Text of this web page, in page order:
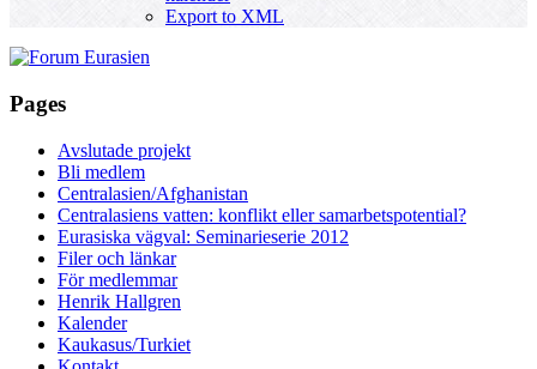
Export to XML
Pages
Avslutade projekt
Bli medlem
Centralasien/Afghanistan
Centralasiens vatten: konflikt eller samarbetspotential?
Eurasiska vägval: Seminarieserie 2012
Filer och länkar
För medlemmar
Henrik Hallgren
Kalender
Kaukasus/Turkiet